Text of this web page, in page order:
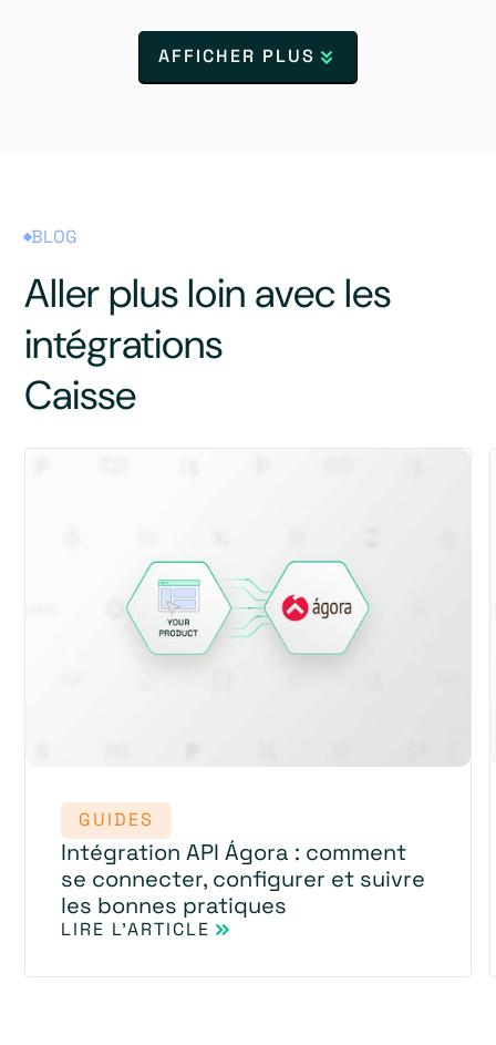
AFFICHER PLUS
BLOG
Aller plus loin avec les
intégrations
Caisse
GUIDES
Intégration API Ágora : comment
se connecter, configurer et suivre
les bonnes pratiques
LIRE L'ARTICLE